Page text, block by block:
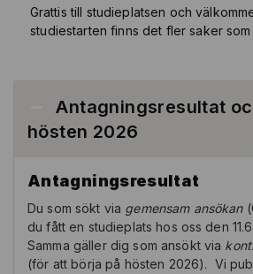
Grattis till studieplatsen och
studiestarten finns det fler saker
Antagningsresultat
hösten 2026
Antagningsresultat
Du som sökt via gemensam ansökan
du fått en studieplats hos oss den
Samma gäller dig som ansökt via
(för att börja på hösten 2026). Vi